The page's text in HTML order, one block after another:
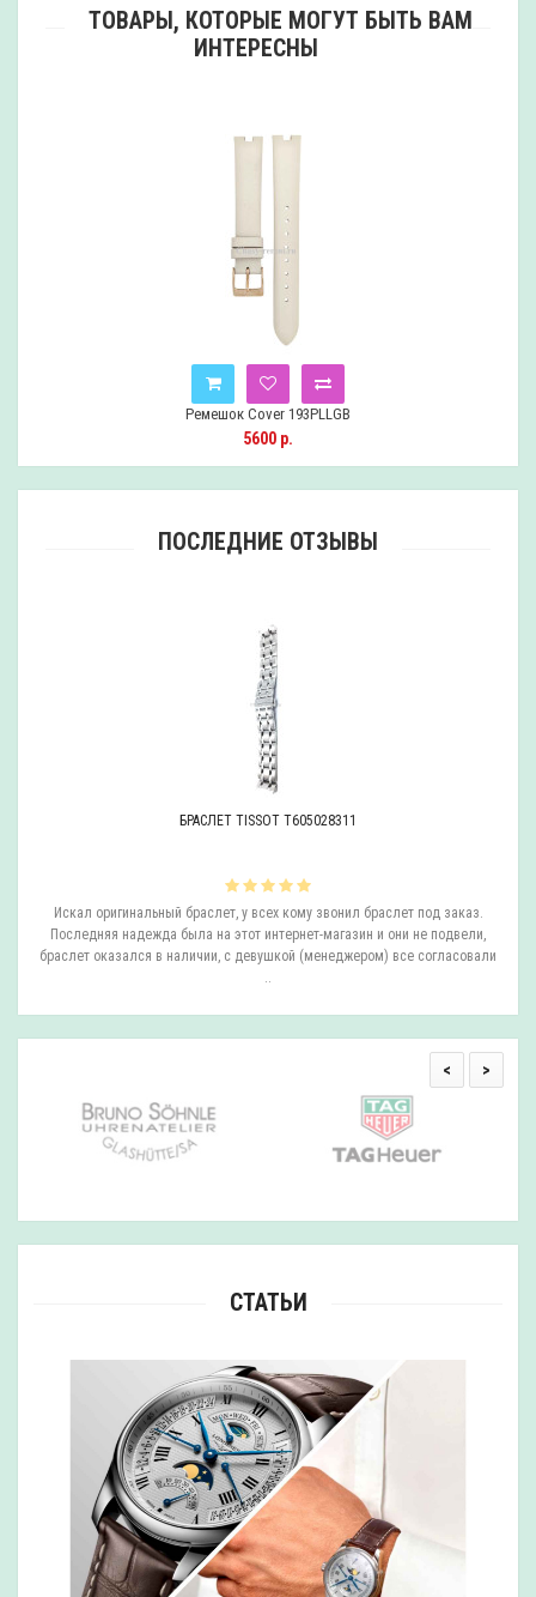
ТОВАРЫ, КОТОРЫЕ МОГУТ БЫТЬ ВАМ
ИНТЕРЕСНЫ
Ремешок Cover 193PLLGB
5600 р.
ПОСЛЕДНИЕ ОТЗЫВЫ
БРАСЛЕТ TISSOT T605028311
Искал оригинальный браслет, у всех кому звонил браслет под заказ.
Последняя надежда была на этот интернет-магазин и они не подвели,
браслет оказался в наличии, с девушкой (менеджером) все согласовали
..
< >
СТАТЬИ